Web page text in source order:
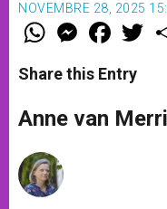
NOVEMBRE 28, 2025
W
t
s
p
p
M
e
s
e
g
e
F
a
e
b
o
k
w
r
Share this Entry
Anne van